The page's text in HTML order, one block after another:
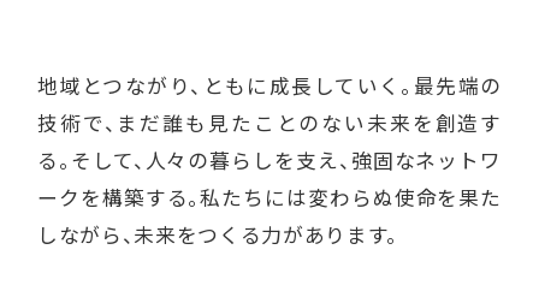
地域とつながり、ともに成長していく。最先端の
技術で、まだ誰も見たことのない未来を創造す
る。そして、人々の暮らしを支え、強固なネットワ
ークを構築する。私たちには変わらぬ使命を果た
しながら、未来をつくる力があります。